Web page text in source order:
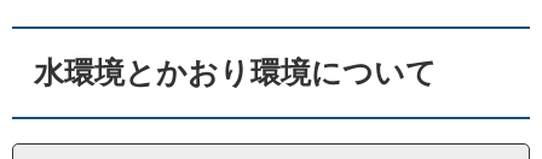
で
ば
水環境とかおり環境について